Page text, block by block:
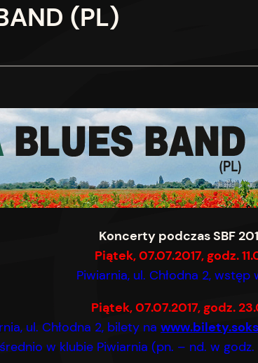
(PL)
Koncerty podczas SBF
Piątek, 07.07.2017, godz.
Piwiarnia, ul. Chłodna 2, wstęp
Piątek, 07.07.2017, godz.
ul. Chłodna 2, bilety na
w klubie Piwiarnia (pn. – nd. w